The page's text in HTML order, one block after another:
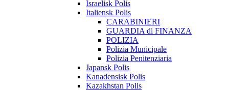
Israelisk Polis
Italiensk Polis
CARABINIERI
GUARDIA di FINANZA
POLIZIA
Polizia Municipale
Polizia Penitenziaria
Japansk Polis
Kanadensisk Polis
Kazakhstan Polis